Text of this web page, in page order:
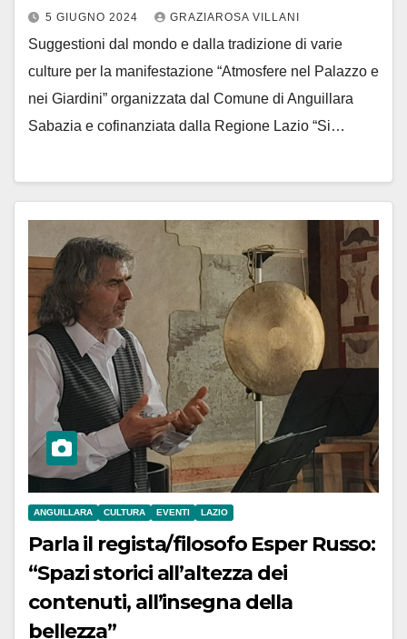
5 GIUGNO 2024 GRAZIAROSA VILLANI
Suggestioni dal mondo e dalla tradizione di varie
culture per la manifestazione “Atmosfere nel Palazzo e
nei Giardini” organizzata dal Comune di Anguillara
Sabazia e cofinanziata dalla Regione Lazio “Si…
ANGUILLARA CULTURA EVENTI LAZIO
Parla il regista/filosofo Esper Russo:
“Spazi storici all’altezza dei
contenuti, all’insegna della
bellezza”